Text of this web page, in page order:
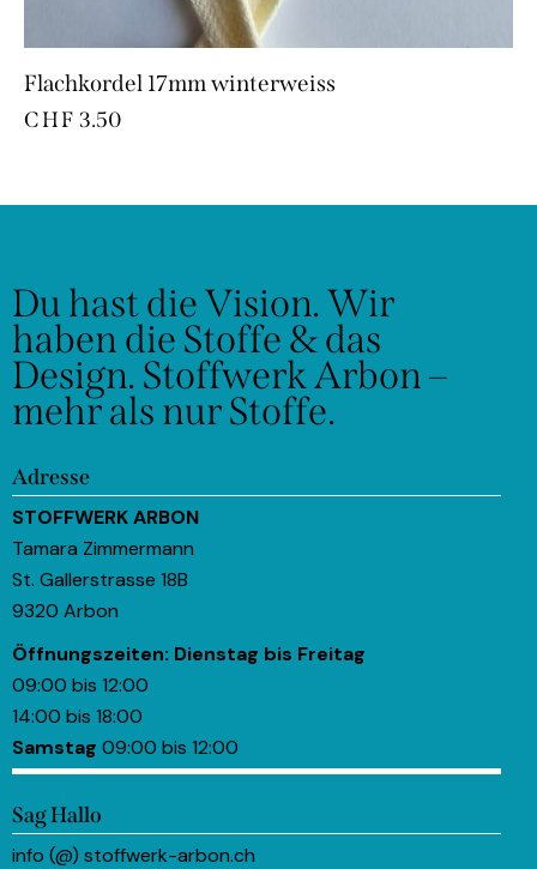
Flachkordel 17mm winterweiss
CHF 3.50
Du hast die Vision.Wir
haben die Stoffe & das
Design. Stoffwerk Arbon –
mehr als nur Stoffe.
Adresse
STOFFWERK ARBON
Tamara Zimmermann
St. Gallerstrasse 18B
9320 Arbon
Öffnungszeiten: Dienstag bis Freitag
09:00 bis 12:00
14:00 bis 18:00
Samstag 09:00 bis 12:00
Sag Hallo
info (@) stoffwerk-arbon.ch